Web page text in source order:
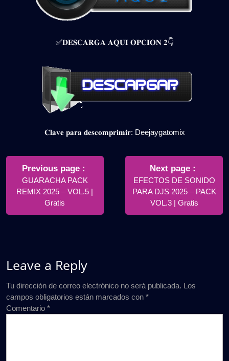
✅𝐃𝐄𝐒𝐂𝐀𝐑𝐆𝐀 𝐀𝐐𝐔𝐈 𝐎𝐏𝐂𝐈𝐎𝐍 𝟐👇
𝐂𝐥𝐚𝐯𝐞 𝐩𝐚𝐫𝐚 𝐝𝐞𝐬𝐜𝐨𝐦𝐩𝐫𝐢𝐦𝐢𝐫: Deejaygatomix
Navegación
entradas
Previous page
Posts
GUARACHA PACK
REMIX 2025 – VOL.5 |
Gratis
Next page
Posts
EFECTOS DE SONIDO
PARA DJS 2025 – PACK
VOL.3 | Gratis
Leave a Reply
Tu dirección de correo electrónico no será publicada. Los
campos obligatorios están marcados con *
Comentario *